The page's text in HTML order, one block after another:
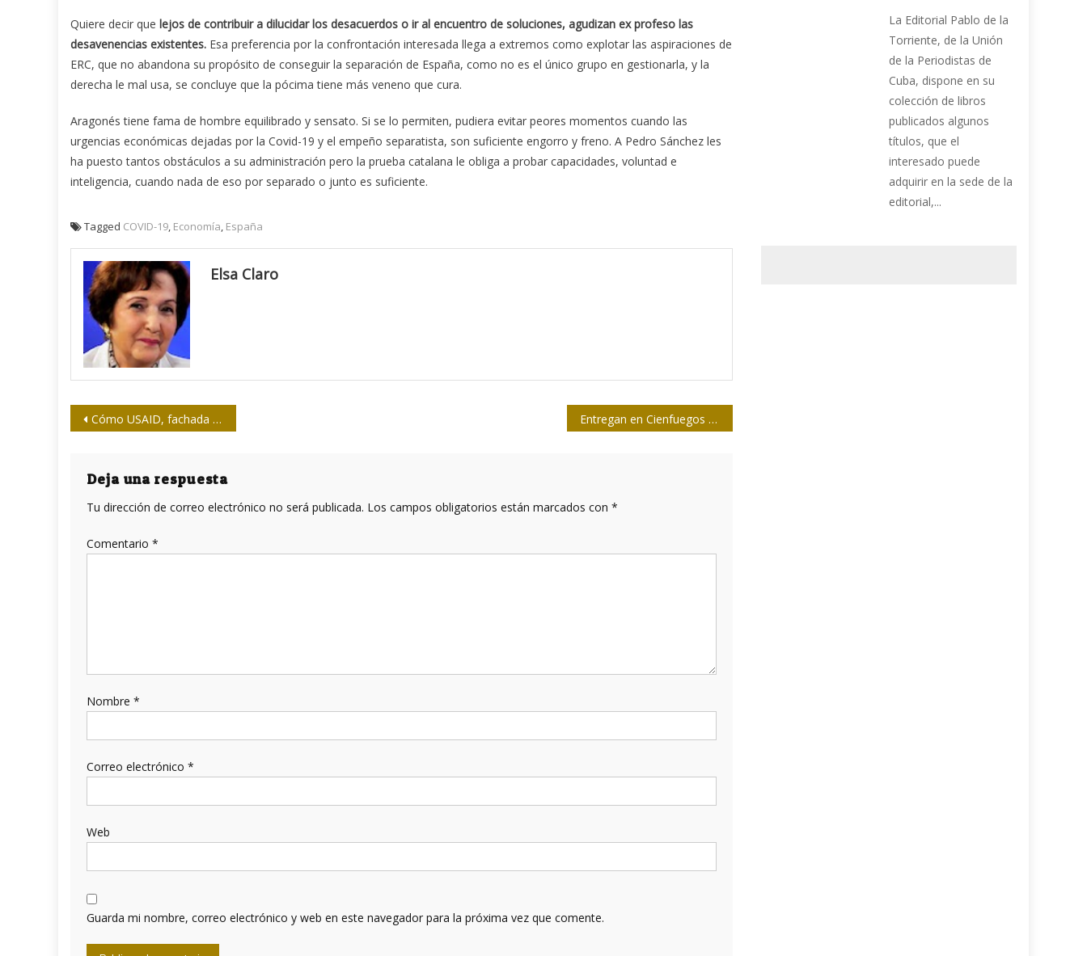
Quiere decir que lejos de contribuir a dilucidar los desacuerdos o ir al encuentro de soluciones, agudizan ex profeso las
desavenencias existentes. Esa preferencia por la confrontación interesada llega a extremos como explotar las aspiraciones de
ERC, que no abandona su propósito de conseguir la separación de España, como no es el único grupo en gestionarla, y la
derecha le mal usa, se concluye que la pócima tiene más veneno que cura.
Aragonés tiene fama de hombre equilibrado y sensato. Si se lo permiten, pudiera evitar peores momentos cuando las
urgencias económicas dejadas por la Covid-19 y el empeño separatista, son suficiente engorro y freno. A Pedro Sánchez les
ha puesto tantos obstáculos a su administración pero la prueba catalana le obliga a probar capacidades, voluntad e
inteligencia, cuando nada de eso por separado o junto es suficiente.
Tagged COVID-19, Economía, España
Elsa Claro
Navegación
entradas
Cómo USAID, fachada de la CIA, creó el aparato mediático anti-sandinista en Nicaragua Entregan en Cienfuegos Premios Nacionales de Periodismo Económico
Deja una respuesta
Tu dirección de correo electrónico no será publicada. Los campos obligatorios están marcados con *
Comentario *
Nombre *
Correo electrónico *
Web
Guarda mi nombre, correo electrónico y web en este navegador para la próxima vez que comente.
La Editorial Pablo de la
Torriente, de la Unión
de la Periodistas de
Cuba, dispone en su
colección de libros
publicados algunos
títulos, que el
interesado puede
adquirir en la sede de la
editorial,...